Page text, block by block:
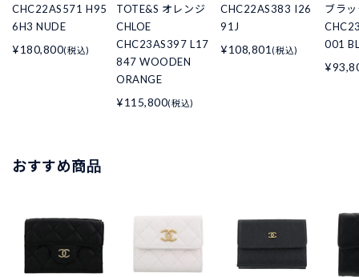
CHC22AS571 H95
6H3 NUDE
¥180,800(税込)
TOTE&S オレンジ
CHLOE
CHC23AS397 L17
847 WOODEN
ORANGE
¥115,800(税込)
CHC22AS383 I26
91J
¥108,801 (税込)
ブラ
001
おすすめ商品